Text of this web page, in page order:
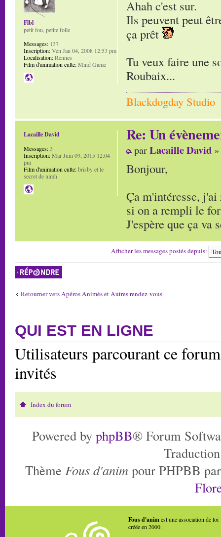
Ahah c'est sur.
Ils peuvent peut
ça prêt
Tu veux faire une
Roubaix...
Blackdogday Studio
Flbl
petit fou, petite folle
Messages: 137
Inscription:Ven Jan 04, 2008 12:53 pm
Localisation:Rennes
Film d'animation culte:Mind Game
Re: Un
parLacaille David
Bonjour,
Ça m'intéresse,
si on a rempli le
J'espère que ça va
Lacaille David
Messages:3
Inscription:Mar Juin 09, 2015 12:04
pm
Film d'animation culte:brisby et le
secret de nimh
Afficher les messages postés depuis:
Répondre
Retourner vers Apéros Animés et Autres rendez-vous
QUI EST EN LIGNE
Utilisateurs parcourant ce
invités
Index du forum
Powered by phpBB® Forum
Thème Fous d'anim pour PHPBB
Fous d'animest une association de loi
créée en 2000.